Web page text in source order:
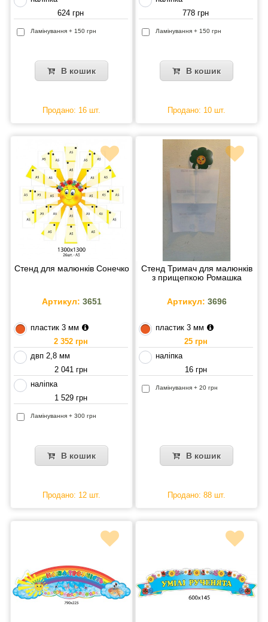
624 грн
Ламінування + 150 грн
В кошик
Продано: 16 шт.
778 грн
Ламінування + 150 грн
В кошик
Продано: 10 шт.
Стенд для малюнків Сонечко
Артикул: 3651
пластик 3 мм
2 352 грн
двп 2,8 мм
2 041 грн
наліпка
1 529 грн
Ламінування + 300 грн
В кошик
Продано: 12 шт.
Стенд Тримач для малюнків
з прищепкою Ромашка
Артикул: 3696
пластик 3 мм
25 грн
наліпка
16 грн
Ламінування + 20 грн
В кошик
Продано: 88 шт.